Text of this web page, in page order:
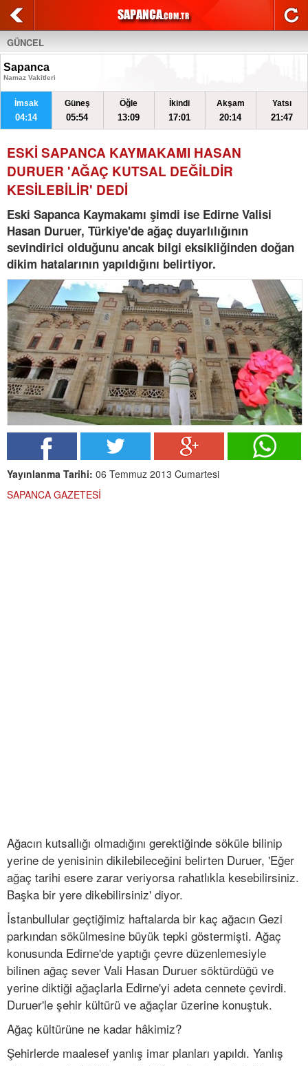
GÜNCEL
Sapanca
Namaz Vakitleri
İmsak
04:14
Güneş
05:54
Öğle
13:09
İkindi
17:01
Akşam
20:14
Yatsı
21:47
ESKİ SAPANCA KAYMAKAMI HASAN
DURUER 'AĞAÇ KUTSAL DEĞİLDİR
KESİLEBİLİR' DEDİ
Eski Sapanca Kaymakamı şimdi ise Edirne Valisi
Hasan Duruer, Türkiye'de ağaç duyarlılığının
sevindirici olduğunu ancak bilgi eksikliğinden doğan
dikim hatalarının yapıldığını belirtiyor.
Yayınlanma Tarihi: 06 Temmuz 2013 Cumartesi
SAPANCA GAZETESİ
Ağacın kutsallığı olmadığını gerektiğinde söküle bilinip
yerine de yenisinin dikilebileceğini belirten Duruer, 'Eğer
ağaç tarihi esere zarar veriyorsa rahatlıkla kesebilirsiniz.
Başka bir yere dikebilirsiniz' diyor.
İstanbullular geçtiğimiz haftalarda bir kaç ağacın Gezi
parkından sökülmesine büyük tepki göstermişti. Ağaç
konusunda Edirne'de yaptığı çevre düzenlemesiyle
bilinen ağaç sever Vali Hasan Duruer söktürdüğü ve
yerine diktiği ağaçlarla Edirne'yi adeta cennete çevirdi.
Duruer'le şehir kültürü ve ağaçlar üzerine konuştuk.
Ağaç kültürüne ne kadar hâkimiz?
Şehirlerde maalesef yanlış imar planları yapıldı. Yanlış